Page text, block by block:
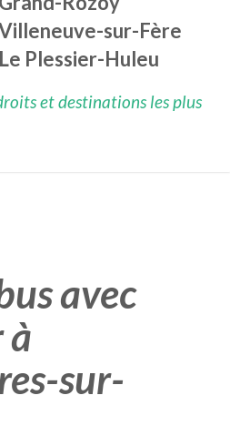
sur-Fère
Le Plessier-Huleu
et destinations les plus
avec
à
sur-